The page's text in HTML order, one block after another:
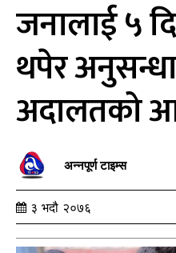
जनालाई ५
थपेर
अदालतको
अन्नपूर्ण टाइम्स
३ भदौ २०७६